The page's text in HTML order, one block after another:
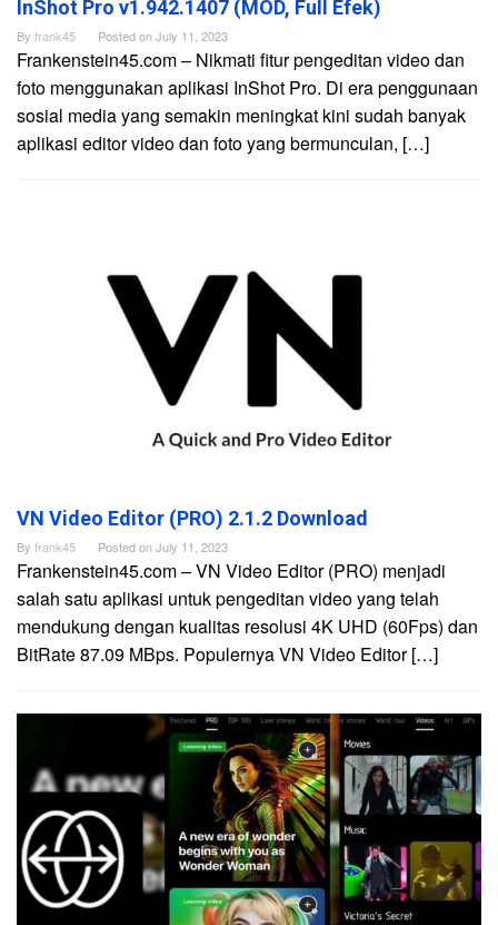
InShot Pro v1.942.1407 (MOD, Full Efek)
By frank45 Posted onJuly 11, 2023
Frankenstein45.com – Nikmati fitur pengeditan video dan
foto menggunakan aplikasi InShot Pro. Di era penggunaan
sosial media yang semakin meningkat kini sudah banyak
aplikasi editor video dan foto yang bermunculan, […]
VN Video Editor (PRO) 2.1.2 Download
By frank45 Posted onJuly 11, 2023
Frankenstein45.com – VN Video Editor (PRO) menjadi
salah satu aplikasi untuk pengeditan video yang telah
mendukung dengan kualitas resolusi 4K UHD (60Fps) dan
BitRate 87.09 MBps. Populernya VN Video Editor […]